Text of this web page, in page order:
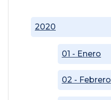
2020
01 - Enero
02 - Febrero